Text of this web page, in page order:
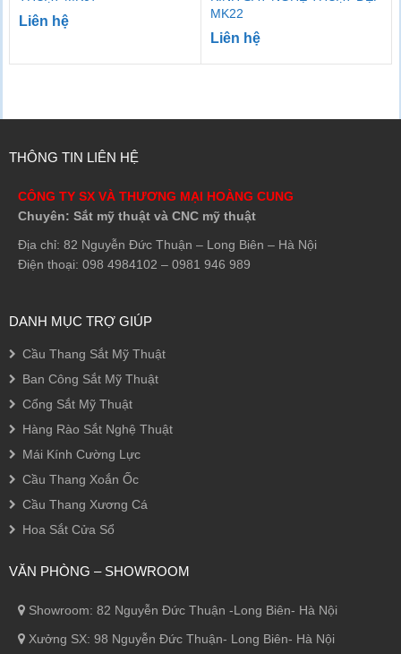
Liên hệ
MK22
Liên hệ
THÔNG TIN LIÊN HỆ
CÔNG TY SX VÀ THƯƠNG MẠI HOÀNG CUNG
Chuyên: Sắt mỹ thuật và CNC mỹ thuật
Địa chỉ: 82 Nguyễn Đức Thuận – Long Biên – Hà Nội
Điện thoại: 098 4984102 – 0981 946 989
DANH MỤC TRỢ GIÚP
Cầu Thang Sắt Mỹ Thuật
Ban Công Sắt Mỹ Thuật
Cổng Sắt Mỹ Thuật
Hàng Rào Sắt Nghệ Thuật
Mái Kính Cường Lực
Cầu Thang Xoắn Ốc
Cầu Thang Xương Cá
Hoa Sắt Cửa Sổ
VĂN PHÒNG – SHOWROOM
Showroom: 82 Nguyễn Đức Thuận -Long Biên- Hà Nội
Xưởng SX: 98 Nguyễn Đức Thuận- Long Biên- Hà Nội